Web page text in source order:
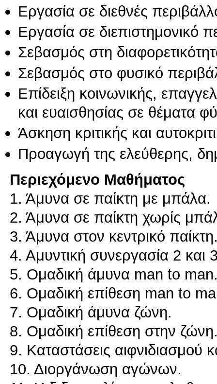
Εργασία σε διεθνές
Εργασία σε διεπιστημονικό
Σεβασμός στη
Σεβασμός στο φυσικό
Επίδειξη κοινωνικής,
και ευαισθησίας σε θέματα
Άσκηση κριτικής και
Προαγωγή της ελεύθερης,
Περιεχόμενο Μαθήματος
1. Άμυνα σε παίκτη με μπάλα.
2. Άμυνα σε παίκτη χωρίς
3. Άμυνα στον κεντρικό
4. Αμυντική συνεργασία 2 και
5. Ομαδική άμυνα man to
6. Ομαδική επίθεση man to
7. Ομαδική άμυνα ζώνη.
8. Ομαδική επίθεση στην
9. Καταστάσεις αιφνιδιασμού
10. Διοργάνωση αγώνων.